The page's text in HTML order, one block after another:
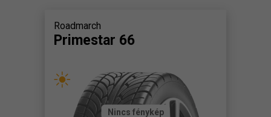
Roadmarch
Primestar 66
Nincs fénykép